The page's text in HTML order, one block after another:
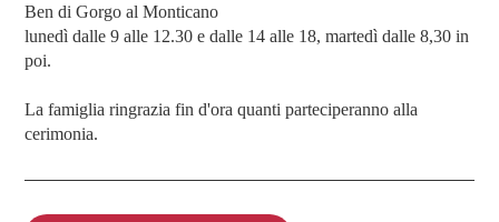
Ben di Gorgo al Monticano
lunedì dalle 9 alle 12.30 e dalle 14 alle 18, martedì dalle 8,30 in
poi.
La famiglia ringrazia fin d'ora quanti parteciperanno alla
cerimonia.